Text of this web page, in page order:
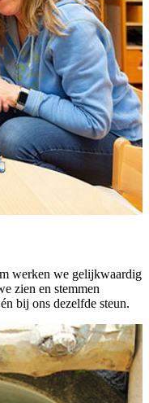
werken we gelijkwaardig
zien en stemmen
bij ons dezelfde steun.